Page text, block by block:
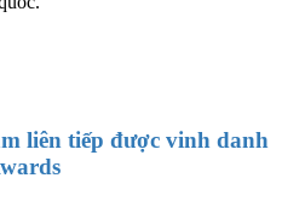
liên tiếp được vinh danh